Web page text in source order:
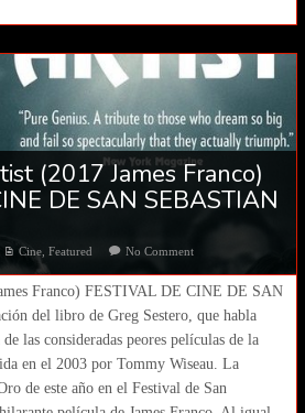
(2017 James Franco)
DE SAN SEBASTIAN
Cine, Featured No Comment
Franco) FESTIVAL DE CINE DE SAN
del libro de Greg Sestero, que habla
las consideradas peores películas de la
en el 2003 por Tommy Wiseau. La
de este año en el Festival de San